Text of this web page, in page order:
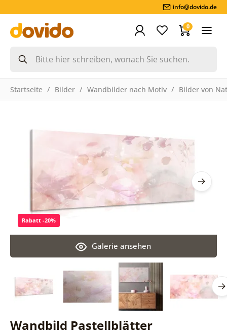
info@dovido.de
0
Startseite Bilder Wandbilder nach Motiv Bilder von
Wandbild Pastellblätter
Galerie ansehen
Rabatt -20%